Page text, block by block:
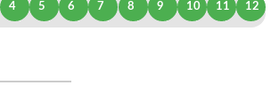
4 5 6 7 8 9 10 11 12